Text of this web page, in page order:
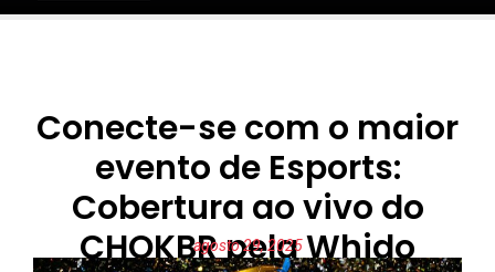
Conecte-se com o maior
evento de Esports:
Cobertura ao vivo do
CHOKBR pela Whido
agosto 29, 2025